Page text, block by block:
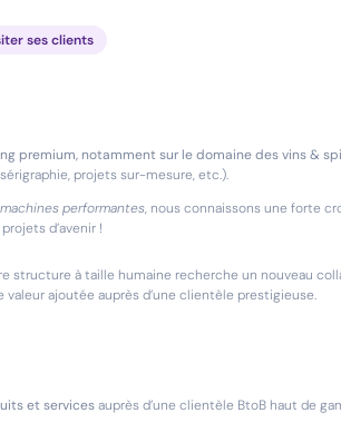
ses clients
premium, notamment sur le domaine des vins &
projets sur-mesure, etc.).
performantes, nous connaissons une forte
d’avenir !
structure à taille humaine recherche un nouveau
ajoutée auprès d’une clientèle prestigieuse.
et servicesauprès d’une clientèle BtoB haut de